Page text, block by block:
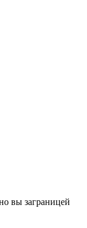
вы заграницей